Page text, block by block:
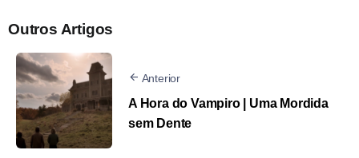
Outros Artigos
Anterior
A Hora do Vampiro | Uma Mordida
sem Dente